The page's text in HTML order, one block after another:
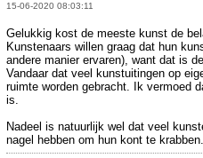
15-06-2020 08:03:11
Gelukkig kost de meeste kunst de
Kunstenaars willen graag dat hun
andere manier ervaren), want dat is
Vandaar dat veel kunstuitingen op
ruimte worden gebracht. Ik vermoed
is.
Nadeel is natuurlijk wel dat veel
nagel hebben om hun kont te krabben.